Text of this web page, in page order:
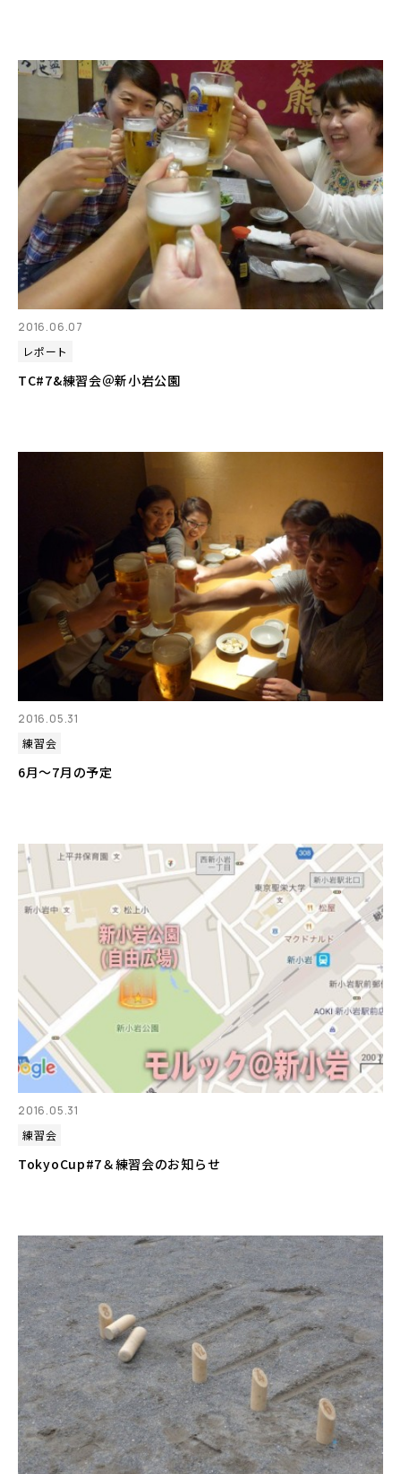
2016.06.07
レポート
TC#7&練習会＠新小岩公園
2016.05.31
練習会
6月～7月の予定
2016.05.31
練習会
TokyoCup#7＆練習会のお知らせ